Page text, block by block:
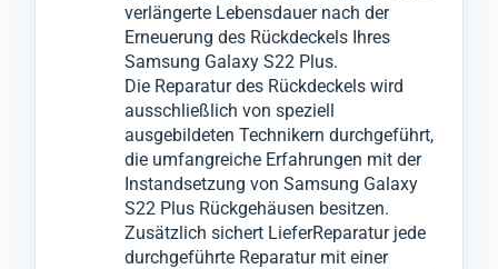
verlängerte Lebensdauer nach der
Erneuerung des Rückdeckels Ihres
Samsung Galaxy S22 Plus.
Die Reparatur des Rückdeckels wird
ausschließlich von speziell
ausgebildeten Technikern durchgeführt,
die umfangreiche Erfahrungen mit der
Instandsetzung von Samsung Galaxy
S22 Plus Rückgehäusen besitzen.
Zusätzlich sichert LieferReparatur jede
durchgeführte Reparatur mit einer